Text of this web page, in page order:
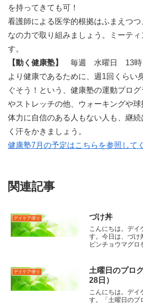
を持ってきても可！
看護師による医学的根拠はふまえつ
なの力で取り組みましょう。ミーティ
す。
【動く健康塾】
毎週 水曜日 13時
より健康であるために、週1回くらい
ぐそう！という、健康塾の運動プロ
やストレッチの他、ウォーキングや球
体力に自信のある人もない人も、継
く汗をかきましょう。
健康塾7月の予定はこちらを参照して
関連記事
デイケア便り づけ丼
こんにちは。デイ
す。今日は、づけ
ビンチョウマグロ
刺身は、お皿に盛
り、お醤油で食べ
デイケア便り
土曜日のプロ
28日）
こんにちは。デイ
す。「土曜日のプ